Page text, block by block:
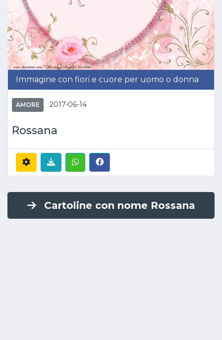
Immagine con fiori e cuore per uomo o donna
AMORE 2017-06-14
Rossana
Cartoline con nome Rossana